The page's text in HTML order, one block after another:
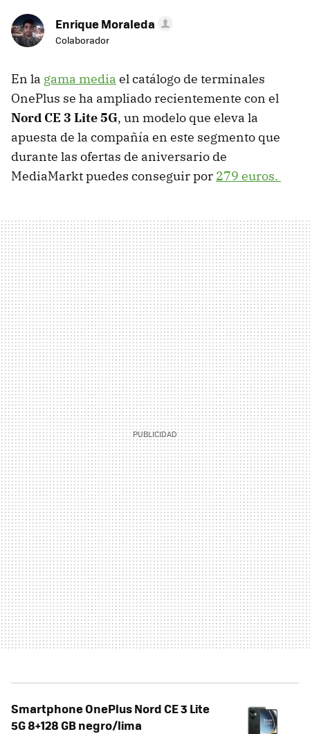
Enrique Moraleda
Colaborador
En la gama media el catálogo de terminales
OnePlus se ha ampliado recientemente con el
Nord CE 3 Lite 5G, un modelo que eleva la
apuesta de la compañía en este segmento que
durante las ofertas de aniversario de
MediaMarkt puedes conseguir por 279 euros.
Smartphone OnePlus Nord CE 3 Lite
5G 8+128 GB negro/lima